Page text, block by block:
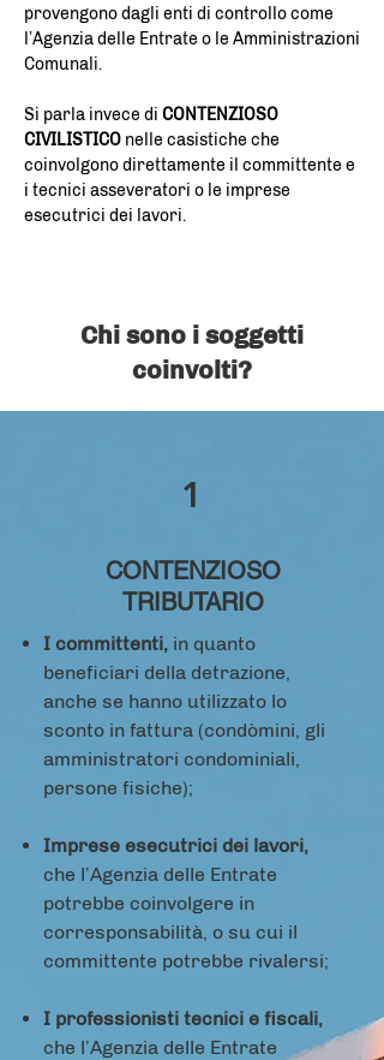
provengono dagli enti di controllo come
l’Agenzia delle Entrate o le Amministrazioni
Comunali.
Si parla invece di CONTENZIOSO
CIVILISTICO nelle casistiche che
coinvolgono direttamente il committente e
i tecnici asseveratori o le imprese
esecutrici dei lavori.
Chi sono i soggetti
coinvolti?
1
CONTENZIOSO
TRIBUTARIO
I committenti, in quanto
beneficiari della detrazione,
anche se hanno utilizzato lo
sconto in fattura (condòmini, gli
amministratori condominiali,
persone fisiche);
Imprese esecutrici dei lavori,
che l’Agenzia delle Entrate
potrebbe coinvolgere in
corresponsabilità, o su cui il
committente potrebbe rivalersi;
I professionisti tecnici e fiscali,
che l’Agenzia delle Entrate